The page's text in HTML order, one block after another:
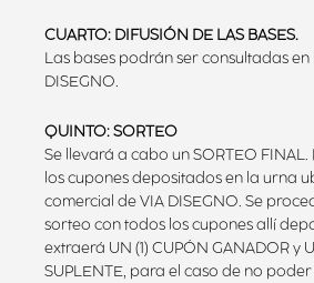
CUARTO: DIFUSIÓN DE LAS BASES.
Las bases podrán ser consultadas en
DISEGNO.
QUINTO: SORTEO
Se llevará a cabo un SORTEO
los cupones depositados en la urna
comercial de VIA DISEGNO. Se
sorteo con todos los cupones allí
extraerá UN (1) CUPÓN GANADOR y
SUPLENTE, para el caso de no